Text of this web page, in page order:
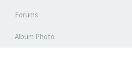
Forums
Album Photo